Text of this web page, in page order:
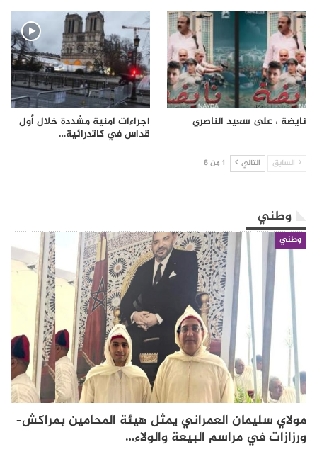
نايضة ، على سعيد الناصري اجراءات امنية مشددة خلال أول
قداس في كاتدرائية…
السابق التالي 1 من 6
وطني
وطني
مولاي سليمان العمراني يمثل هيئة المحامين بمراكش–
ورزازات في مراسم البيعة والولاء…